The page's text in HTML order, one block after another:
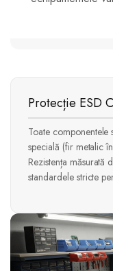
Protecție ESD
Toate componentele
specială (fir metalic
Rezistența
standardele stricte